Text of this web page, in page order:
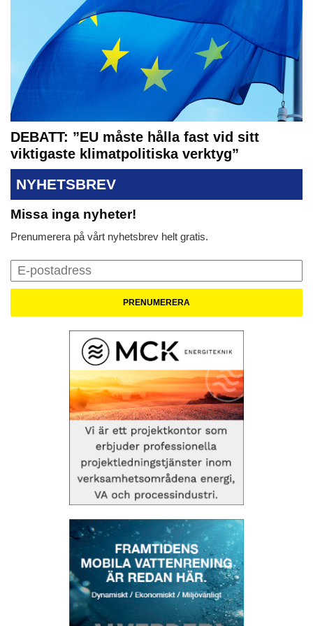
DEBATT: ”EU måste hålla fast vid sitt
viktigaste klimatpolitiska verktyg”
NYHETSBREV
Missa inga nyheter!
Prenumerera på vårt nyhetsbrev helt gratis.